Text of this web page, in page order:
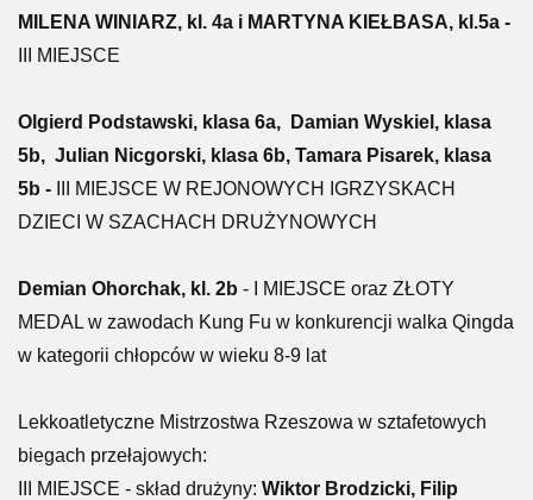
MILENA WINIARZ, kl. 4a i MARTYNA KIEŁBASA, kl.5a -
III MIEJSCE
Olgierd Podstawski, klasa 6a, Damian Wyskiel, klasa
5b, Julian Nicgorski, klasa 6b, Tamara Pisarek, klasa
5b -
III MIEJSCE W REJONOWYCH IGRZYSKACH
DZIECI W SZACHACH DRUŻYNOWYCH
Demian Ohorchak, kl. 2b - I MIEJSCE oraz ZŁOTY
MEDAL w zawodach Kung Fu w konkurencji walka Qingda
w kategorii chłopców w wieku 8-9 lat
Lekkoatletyczne Mistrzostwa Rzeszowa w sztafetowych
biegach przełajowych:
III MIEJSCE - skład drużyny: Wiktor Brodzicki, Filip